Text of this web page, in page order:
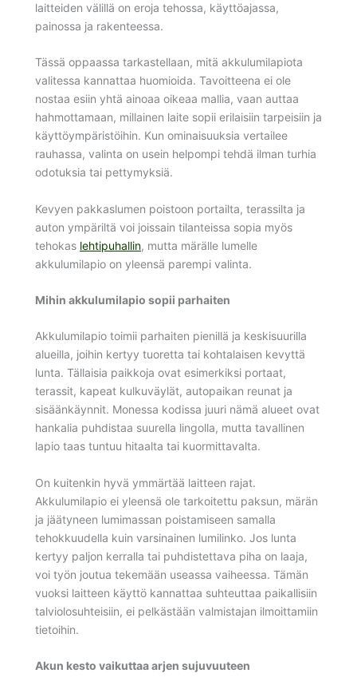
laitteiden välillä on eroja tehossa, käyttöajassa,
painossa ja rakenteessa.
Tässä oppaassa tarkastellaan, mitä akkulumilapiota
valitessa kannattaa huomioida. Tavoitteena ei ole
nostaa esiin yhtä ainoaa oikeaa mallia, vaan auttaa
hahmottamaan, millainen laite sopii erilaisiin tarpeisiin ja
käyttöympäristöihin. Kun ominaisuuksia vertailee
rauhassa, valinta on usein helpompi tehdä ilman turhia
odotuksia tai pettymyksiä.
Kevyen pakkaslumen poistoon portailta, terassilta ja
auton ympäriltä voi joissain tilanteissa sopia myös
tehokas lehtipuhallin, mutta märälle lumelle
akkulumilapio on yleensä parempi valinta.
Mihin akkulumilapio sopii parhaiten
Akkulumilapio toimii parhaiten pienillä ja keskisuurilla
alueilla, joihin kertyy tuoretta tai kohtalaisen kevyttä
lunta. Tällaisia paikkoja ovat esimerkiksi portaat,
terassit, kapeat kulkuväylät, autopaikan reunat ja
sisäänkäynnit. Monessa kodissa juuri nämä alueet ovat
hankalia puhdistaa suurella lingolla, mutta tavallinen
lapio taas tuntuu hitaalta tai kuormittavalta.
On kuitenkin hyvä ymmärtää laitteen rajat.
Akkulumilapio ei yleensä ole tarkoitettu paksun, märän
ja jäätyneen lumimassan poistamiseen samalla
tehokkuudella kuin varsinainen lumilinko. Jos lunta
kertyy paljon kerralla tai puhdistettava piha on laaja,
voi työn joutua tekemään useassa vaiheessa. Tämän
vuoksi laitteen käyttö kannattaa suhteuttaa paikallisiin
talviolosuhteisiin, ei pelkästään valmistajan ilmoittamiin
tietoihin.
Akun kesto vaikuttaa arjen sujuvuuteen